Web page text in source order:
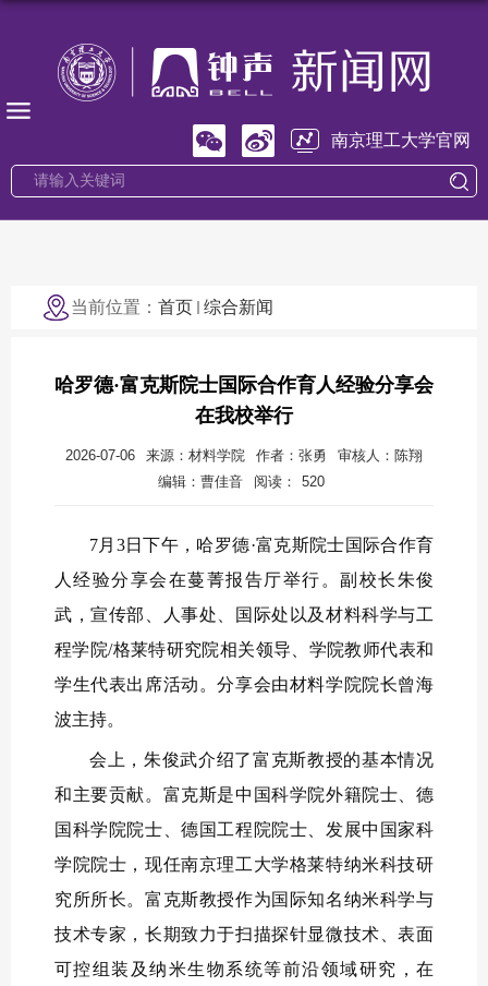
南京理工大学官网
当前位置： 首页 综合新闻
哈罗德·富克斯院士国际合作育人经验分享会
在我校举行
2026-07-06 来源：材料学院 作者：张勇
审核人：陈翔
编辑：曹佳音
阅读： 520
7月3日下午，哈罗德·富克斯院士国际合作育
人经验分享会在蔓菁报告厅举行。副校长朱俊
武，宣传部、人事处、国际处以及材料科学与工
程学院/格莱特研究院相关领导、学院教师代表和
学生代表出席活动。分享会由材料学院院长曾海
波主持。
会上，朱俊武介绍了富克斯教授的基本情况
和主要贡献。富克斯是中国科学院外籍院士、德
国科学院院士、德国工程院院士、发展中国家科
学院院士，现任南京理工大学格莱特纳米科技研
究所所长。富克斯教授作为国际知名纳米科学与
技术专家，长期致力于扫描探针显微技术、表面
可控组装及纳米生物系统等前沿领域研究，在